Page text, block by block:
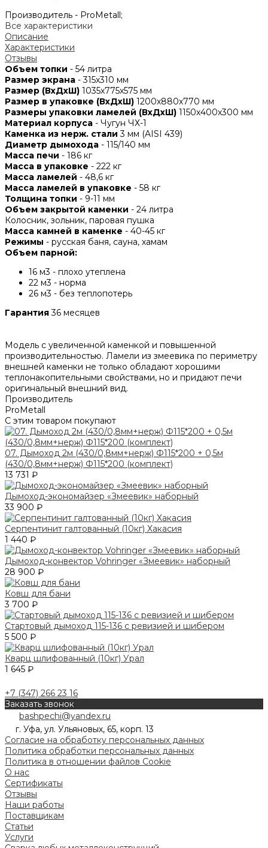
Производитель - ProMetall;
Все характеристики
Описание
Характеристики
Отзывы
Объем топки - 54 литра
Размер экрана - 315х310 мм
Размер (ВхДхШ) 1035х775х575 мм
Размер в упаковке (ВхДхШ) 1200х880х770 мм
Размеры упаковки ламелей (ВхДхШ) 1150х400х300 мм
Материал корпуса - Чугун ЧХ-1
Каменка из нерж. стали 3 мм (AISI 439)
Диаметр дымохода - 115/140 мм
Масса печи - 186 кг
Масса в упаковке - 222 кг
Масса ламелей - 48,6 кг
Масса ламелей в упаковке - 58 кг
Толщина топки - 9-11 мм
Объем закрытой каменки - 24 литра
Колосник, зольник, паровая пушка
Масса камней в каменке - 40-45 кг
Режимы - русская баня, сауна, хамам
Объем парной:
16 м3 - плохо утеплена
22 м3 - норма
26 м3 - без теплопотерь
Гарантия36 месяцев
Модель с увеличенной каменкой и повышенной
производительностью. Ламели из змеевика по периметру
внешней каменки не только обладают хорошими
теплонакопительными свойствами, но и придают печи
оригинальный внешний вид.
Производитель
ProMetall
С этим товаром покупают
07. Дымоход 2м (430/0,8мм+нерж) Ф115*200 + 0,5м
(430/0,8мм+нерж) Ф115*200 (комплект)
13 731 ₽
Дымоход-экономайзер «Змеевик» наборный
33 900 ₽
Серпентинит галтованный (10кг) Хакасия
1 440 ₽
Дымоход-конвектор Vohringer «Змеевик» наборный
28 900 ₽
Ковш для бани
3 700 ₽
Стартовый дымоход 115-136 с ревизией и шибером
5 500 ₽
Кварц шлифованный (10кг) Урал
1 645 ₽
+7 (347) 266 23 16
Заказать звонок
bashpechi@yandex.ru
г. Уфа, ул. Ульяновых, 65, корп. 13
Согласие на обработку персональных данных
Политика обработки персональных данных
Политика в отношении файлов Cookie
О нас
Сертификаты
Отзывы
Наши работы
Поставщикам
Статьи
Услуги